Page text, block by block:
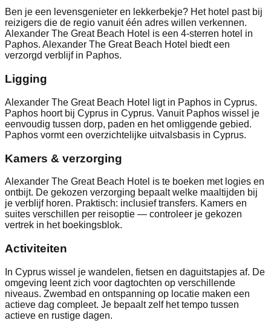
Ben je een levensgenieter en lekkerbekje? Het hotel past bij
reizigers die de regio vanuit één adres willen verkennen.
Alexander The Great Beach Hotel is een 4-sterren hotel in
Paphos. Alexander The Great Beach Hotel biedt een
verzorgd verblijf in Paphos.
Ligging
Alexander The Great Beach Hotel ligt in Paphos in Cyprus.
Paphos hoort bij Cyprus in Cyprus. Vanuit Paphos wissel je
eenvoudig tussen dorp, paden en het omliggende gebied.
Paphos vormt een overzichtelijke uitvalsbasis in Cyprus.
Kamers & verzorging
Alexander The Great Beach Hotel is te boeken met logies en
ontbijt. De gekozen verzorging bepaalt welke maaltijden bij
je verblijf horen. Praktisch: inclusief transfers. Kamers en
suites verschillen per reisoptie — controleer je gekozen
vertrek in het boekingsblok.
Activiteiten
In Cyprus wissel je wandelen, fietsen en daguitstapjes af. De
omgeving leent zich voor dagtochten op verschillende
niveaus. Zwembad en ontspanning op locatie maken een
actieve dag compleet. Je bepaalt zelf het tempo tussen
actieve en rustige dagen.